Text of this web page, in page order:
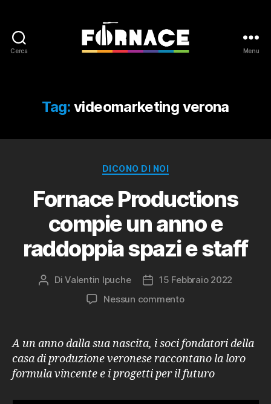
Cerca Menu
Tag: videomarketing verona
Categorie
DICONO DI NOI
Fornace Productions
compie un anno e
raddoppia spazi e staff
Autore
DiValentin Ipuche
Data15 Febbraio 2022
Nessun commentosu
compie
anno
e
A un anno dalla sua nascita, i soci fondatori della
casa di produzione veronese raccontano la loro
formula vincente e i progetti per il futuro